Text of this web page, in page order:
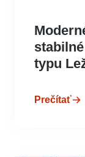
typu
Prečítať